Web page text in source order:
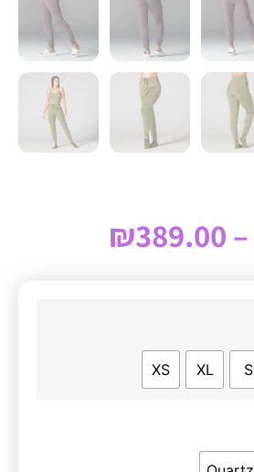
–
₪389.00
S
XL
XS